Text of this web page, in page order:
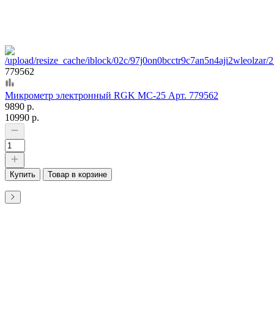
779562
Микрометр электронный RGK MC-25 Арт. 779562
9890 р.
10990 р.
Купить Товар в корзине